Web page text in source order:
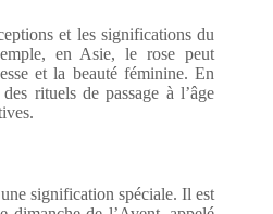
et les significations du
en Asie, le rose peut
et la beauté féminine. En
rituels de passage à l’âge
signification spéciale. Il est